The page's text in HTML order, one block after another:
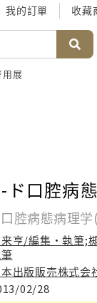
我的訂單 收藏
用展
ド口腔病
腔病態病理
亨/編集・執筆;
出版販売株式会
02/28